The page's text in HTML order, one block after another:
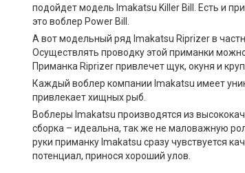
подойдет модель Imakatsu Killer Bill. Есть и
это воблер Power Bill.
А вот модельный ряд Imakatsu Riprizer в
Осуществлять проводку этой приманки
Приманка Riprizer привлечет щук, окуня и
Каждый воблер компании Imakatsu имеет
привлекает хищных рыб.
Воблеры Imakatsu производятся из
сборка – идеальна, так же не маловажную
руки приманку Imakatsu сразу чувствуется
потенциал, принося хороший улов.